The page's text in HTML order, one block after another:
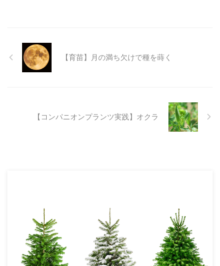
【育苗】月の満ち欠けで種を蒔く
【コンパニオンプランツ実践】オクラ